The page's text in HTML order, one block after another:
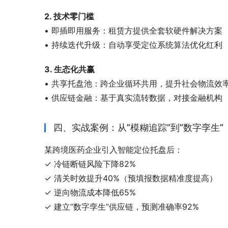
2. 技术零门槛
• 即插即用服务：租赁方提供全套软硬件解决方案
• 持续迭代升级：自动享受定位系统算法优化红利
3. 生态化共赢
• 共享托盘池：跨企业循环共用，提升社会物流效
• 供应链金融：基于真实流转数据，对接金融机构
四、实战案例：从”模糊追踪”到”数字孪生”
某跨境医药企业引入智能定位托盘后：
✓ 冷链断链风险下降82%
✓ 清关时效提升40%（预填报数据精准度提高）
✓ 逆向物流成本降低65%
✓ 建立”数字孪生”供应链，预测准确率92%